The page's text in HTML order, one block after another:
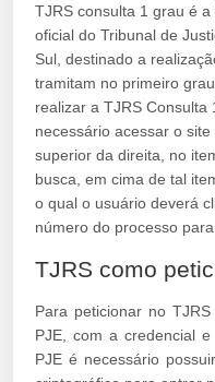
TJRS consulta 1 grau é
oficial do Tribunal de
Sul, destinado a
tramitam no primeiro
realizar a TJRS
necessário acessar o
superior da direita, no
busca, em cima de tal
o qual o usuário deverá
número do processo para
TJRS como
Para peticionar no
PJE, com a credencial
PJE é necessário